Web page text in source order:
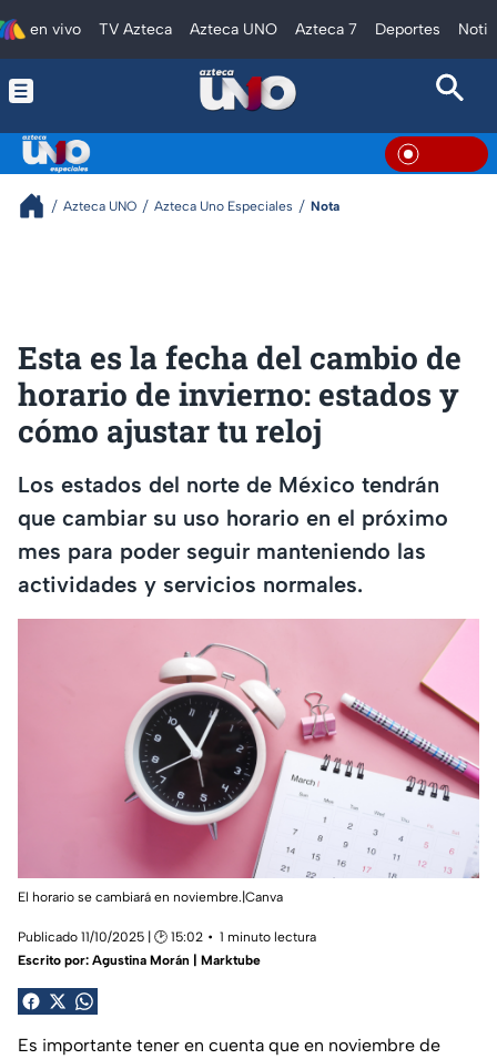
en vivo TV Azteca Azteca UNO Azteca 7 Deportes
En
Azteca UNO Azteca Uno Especiales Nota
Esta es la fecha del cambio de
horario de invierno: estados y
cómo ajustar tu reloj
Los estados del norte de México tendrán
que cambiar su uso horario en el próximo
mes para poder seguir manteniendo las
actividades y servicios normales.
El horario se cambiará en noviembre.|Canva
Publicado 11/10/2025 | 🕑 15:02
1 minuto lectura
Escrito por: Agustina Morán | Marktube
Es importante tener en cuenta que en noviembre de